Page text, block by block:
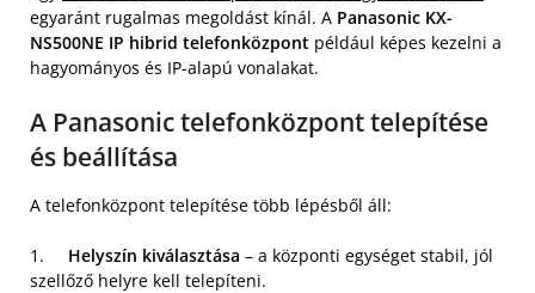
egyaránt rugalmas megoldást kínál. A Panasonic KX-
NS500NE IP hibrid telefonközpont például képes kezelni a
hagyományos és IP-alapú vonalakat.
A Panasonic telefonközpont telepítése
és beállítása
A telefonközpont telepítése több lépésből áll:
1. Helyszín kiválasztása – a központi egységet stabil, jól
szellőző helyre kell telepíteni.